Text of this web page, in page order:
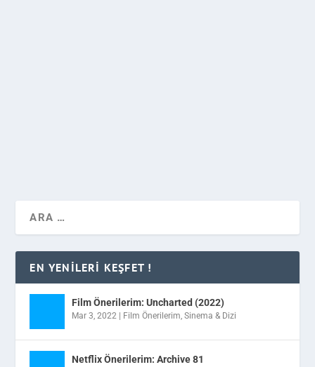
EN YENILERI KEŞFET !
Film Önerilerim: Uncharted (2022)
Mar 3, 2022 Film Önerilerim,Sinema & Dizi
Netflix Önerilerim: Archive 81